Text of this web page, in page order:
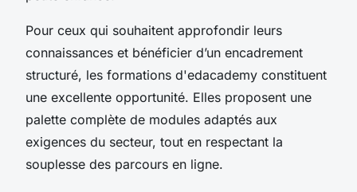
Pour ceux qui souhaitent approfondir leurs
connaissances et bénéficier d’un encadrement
structuré, les formations d'edacademy constituent
une excellente opportunité. Elles proposent une
palette complète de modules adaptés aux
exigences du secteur, tout en respectant la
souplesse des parcours en ligne.